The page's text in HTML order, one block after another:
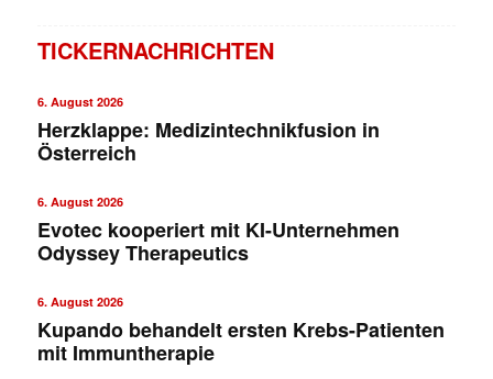
TICKERNACHRICHTEN
6. August 2026
Herzklappe: Medizintechnikfusion in
Österreich
6. August 2026
Evotec kooperiert mit KI-Unternehmen
Odyssey Therapeutics
6. August 2026
Kupando behandelt ersten Krebs-Patienten
mit Immuntherapie